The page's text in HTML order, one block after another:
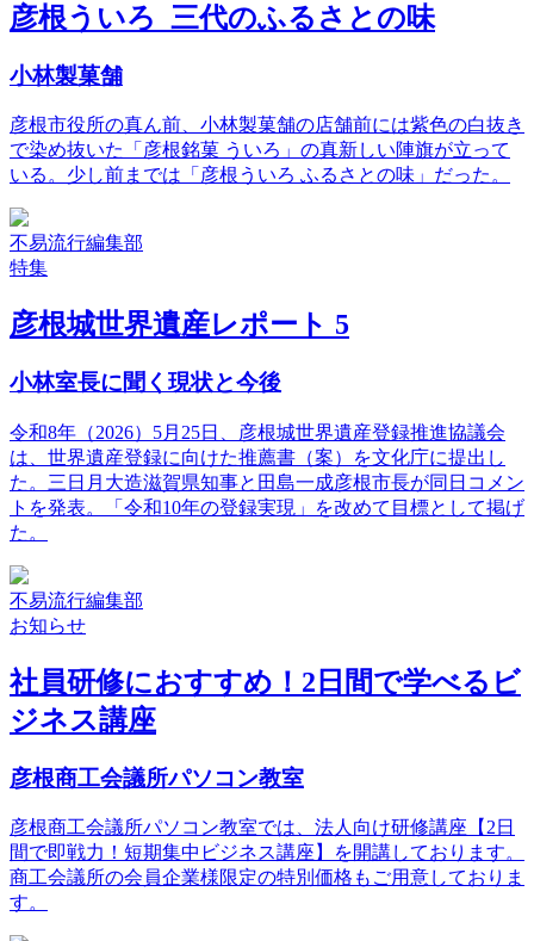
彦根ういろ 三代のふるさとの味
小林製菓舗
彦根市役所の真ん前、小林製菓舗の店舗前には紫色の白抜き
で染め抜いた「彦根銘菓 ういろ」の真新しい陣旗が立って
いる。少し前までは「彦根ういろ ふるさとの味」だった。
不易流行編集部
特集
彦根城世界遺産レポート 5
小林室長に聞く現状と今後
令和8年（2026）5月25日、彦根城世界遺産登録推進協議会
は、世界遺産登録に向けた推薦書（案）を文化庁に提出し
た。三日月大造滋賀県知事と田島一成彦根市長が同日コメン
トを発表。「令和10年の登録実現」を改めて目標として掲げ
た。
不易流行編集部
お知らせ
社員研修におすすめ！2日間で学べるビ
ジネス講座
彦根商工会議所パソコン教室
彦根商工会議所パソコン教室では、法人向け研修講座【2日
間で即戦力！短期集中ビジネス講座】を開講しております。
商工会議所の会員企業様限定の特別価格もご用意しておりま
す。